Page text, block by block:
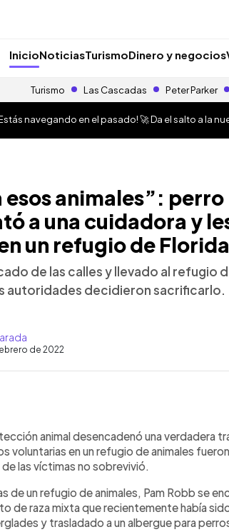
InicioNoticiasTurismoDinero y negocios
Turismo Las Cascadas Peter Parker
navegando en el pasado! 🚀 Da el salto a la
esos animales”: perro
a una cuidadora y
un refugio de Florida
de las calles y llevado al refugio
autoridades decidieron sacrificarlo.
de 2022
animal desencadenó una verdadera
voluntarias en un refugio de animales
las víctimas no sobrevivió.
de un refugio de animales, Pam Robb se
de raza mixta que recientemente había
y trasladado a un albergue para